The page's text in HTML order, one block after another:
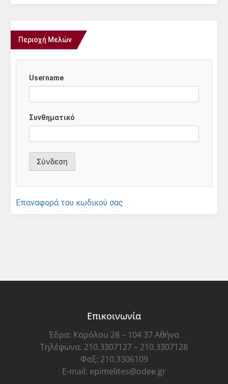
Περιοχή Μελών
Username
Συνθηματικό
Επαναφορά του κωδικού σας
Επικοινωνία
Έδρα: Καρόλου 28 – 104 37 Αθήνα
Τηλέφωνα: 210.3307127 – 210.3307128
Φαξ: 210.3306109
E-mail: epimelites@odee.gr